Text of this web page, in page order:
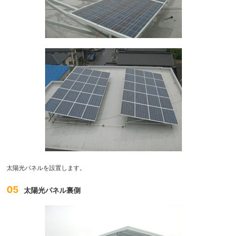
太陽光パネルを設置します。
05 太陽光パネル裏側